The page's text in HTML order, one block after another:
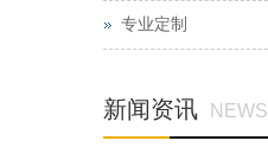
专业定制
新闻资讯 NEWS